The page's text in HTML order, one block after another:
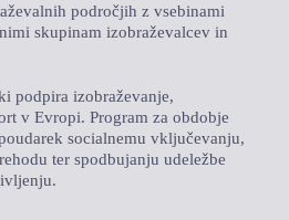
področjih z vsebinami
skupinam izobraževalcev in
podpira izobraževanje,
v Evropi. Program za obdobje
socialnemu vključevanju,
ter spodbujanju udeležbe